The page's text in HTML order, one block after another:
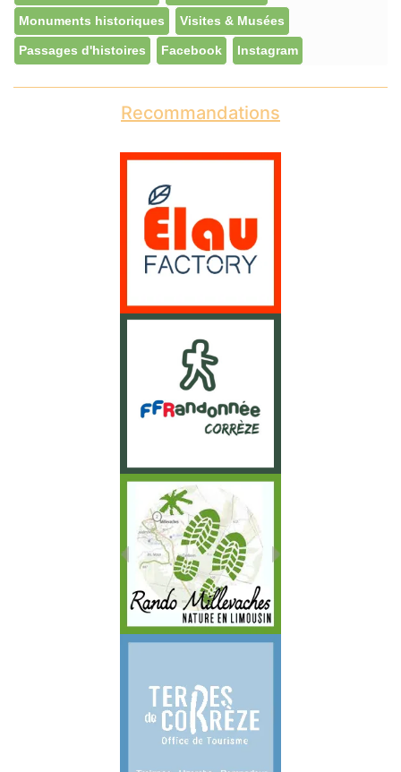
Monuments historiques Visites & Musées
Passages d'histoires Facebook Instagram
Recommandations